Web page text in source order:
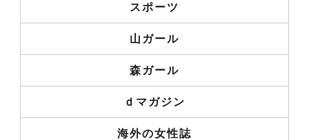
スポーツ
山ガール
森ガール
ｄマガジン
海外の女性誌